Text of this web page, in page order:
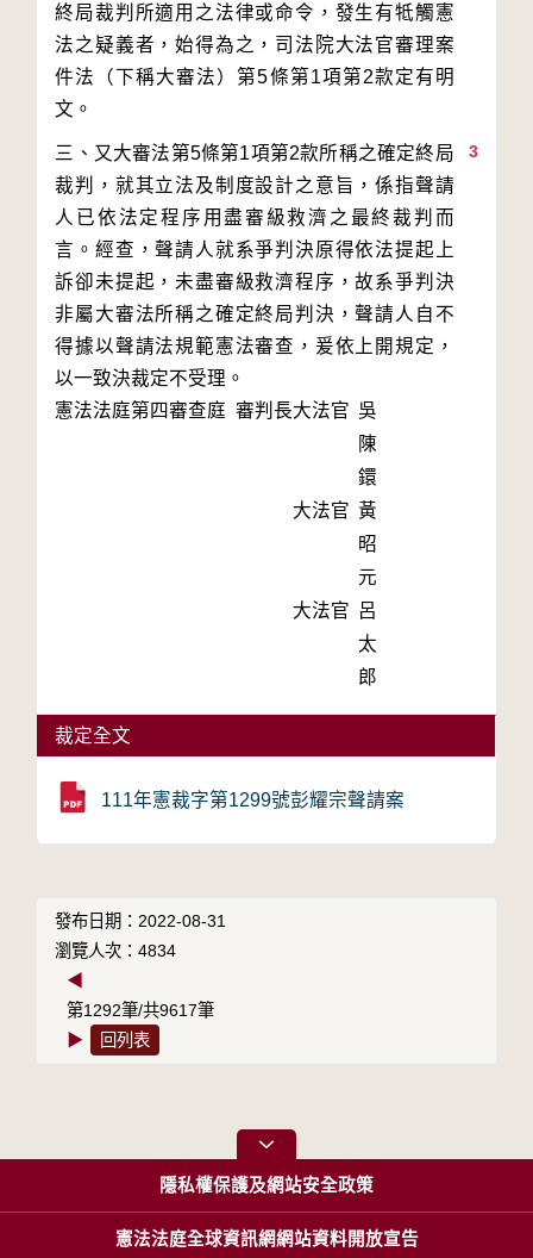
終局裁判所適用之法律或命令，發生有牴觸憲
法之疑義者，始得為之，司法院大法官審理案
件法（下稱大審法）第5條第1項第2款定有明
3
三、又大審法第5條第1項第2款所稱之確定終局
裁判，就其立法及制度設計之意旨，係指聲請
人已依法定程序用盡審級救濟之最終裁判而
言。經查，聲請人就系爭判決原得依法提起上
訴卻未提起，未盡審級救濟程序，故系爭判決
非屬大審法所稱之確定終局判決，聲請人自不
得據以聲請法規範憲法審查，爰依上開規定，
以一致決裁定不受理。
憲法法庭第四審查庭 審判長大法官 吳
陳
鐶
大法官 黃
昭
元
大法官 呂
太
郎
裁定全文
111年憲裁字第1299號彭耀宗聲請案
發布日期：2022-08-31
瀏覽人次：4834
◀
第1292筆/共9617筆
▶
回列表
隱私權保護及網站安全政策
憲法法庭全球資訊網網站資料開放宣告